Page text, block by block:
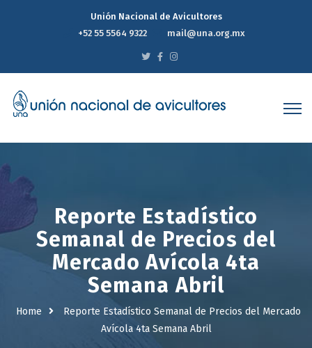
Unión Nacional de Avicultores
+52 55 5564 9322
mail@una.org.mx
Reporte Estadístico
Semanal de Precios del
Mercado Avícola 4ta
Semana Abril
Home
Reporte Estadístico Semanal de Precios del Mercado
Avícola 4ta Semana Abril